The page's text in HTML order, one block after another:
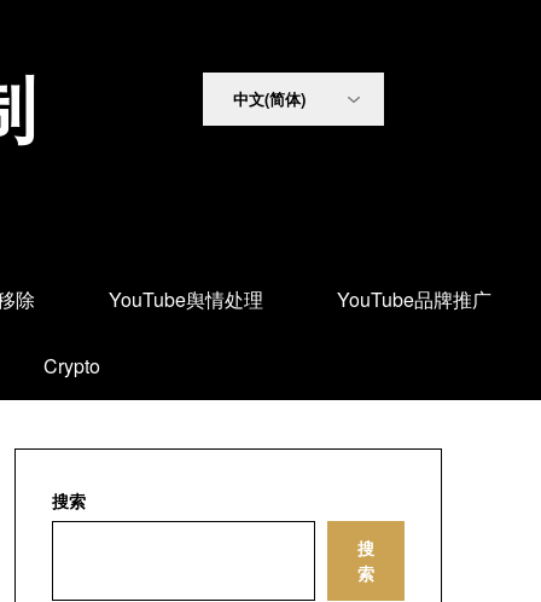
除 YouTube舆情处理 YouTube品牌推广
Crypto
搜索
搜
索